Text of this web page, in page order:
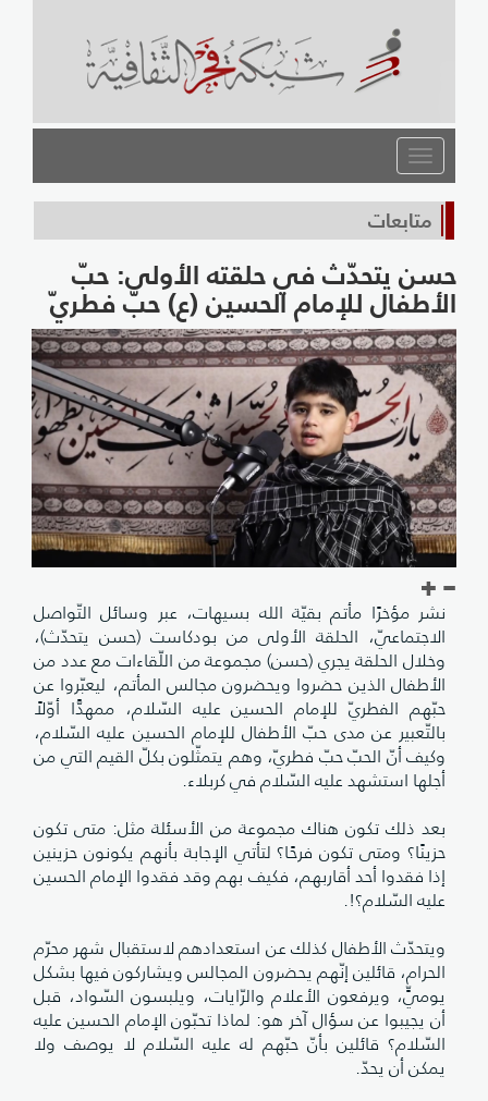
القائمة
متابعات
حسن يتحدّث في حلقته الأولى: حبّ
الأطفال للإمام الحسين (ع) حبّ فطريّ
نشر مؤخرًا مأتم بقيّة الله بسيهات، عبر وسائل التّواصل
الاجتماعيّ، الحلقة الأولى من بودكاست (حسن يتحدّث)،
وخلال الحلقة يجري (حسن) مجموعة من اللّقاءات مع عدد من
الأطفال الذين حضروا ويحضرون مجالس المأتم، ليعبّروا عن
حبّهم الفطريّ للإمام الحسين عليه السّلام، ممهدًّا أوّلاً
بالتّعبير عن مدى حبّ الأطفال للإمام الحسين عليه السّلام،
وكيف أنّ الحبّ حبّ فطريّ، وهم يتمثّلون بكلّ القيم التي من
أجلها استشهد عليه السّلام في كربلاء.
بعد ذلك تكون هناك مجموعة من الأسئلة مثل: متى تكون
حزينًا؟ ومتى تكون فرحًا؟ لتأتي الإجابة بأنهم يكونون حزينين
إذا فقدوا أحد أقاربهم، فكيف بهم وقد فقدوا الإمام الحسين
عليه السّلام؟!.
ويتحدّث الأطفال كذلك عن استعدادهم لاستقبال شهر محرّم
الحرام، قائلين إنّهم يحضرون المجالس ويشاركون فيها بشكل
يوميٍّ، ويرفعون الأعلام والرّايات، ويلبسون السّواد، قبل
أن يجيبوا عن سؤال آخر هو: لماذا تحبّون الإمام الحسين عليه
السّلام؟ قائلين بأنّ حبّهم له عليه السّلام لا يوصف ولا
يمكن أن يحدّ.